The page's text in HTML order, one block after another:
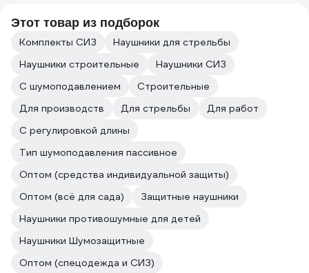
Этот товар из подборок
Комплекты СИЗ
Наушники для стрельбы
Наушники строительные
Наушники СИЗ
С шумоподавлением
Строительные
Для производств
Для стрельбы
Для работ
С регулировкой длины
Тип шумоподавления пассивное
Оптом (средства индивидуальной защиты)
Оптом (всё для сада)
Защитные наушники
Наушники противошумные для детей
Наушники Шумозащитные
Оптом (спецодежда и СИЗ)